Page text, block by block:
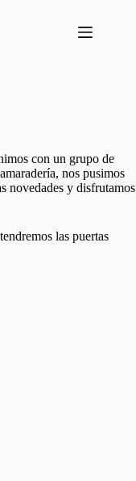
con un grupo de
nos pusimos
novedades y disfrutamos
las puertas